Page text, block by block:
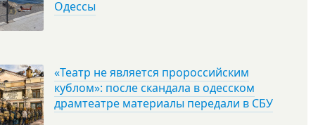
Одессы
«Театр не является пророссийским
кублом»: после скандала в одесском
драмтеатре материалы передали в СБУ